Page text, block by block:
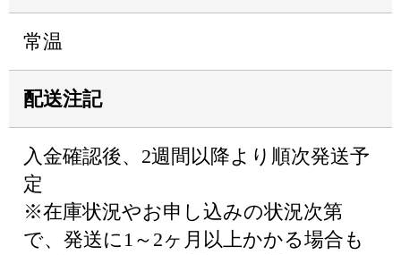
常温
配送注記
入金確認後、2週間以降より順次発送予
定
※在庫状況やお申し込みの状況次第
で、発送に1～2ヶ月以上かかる場合も